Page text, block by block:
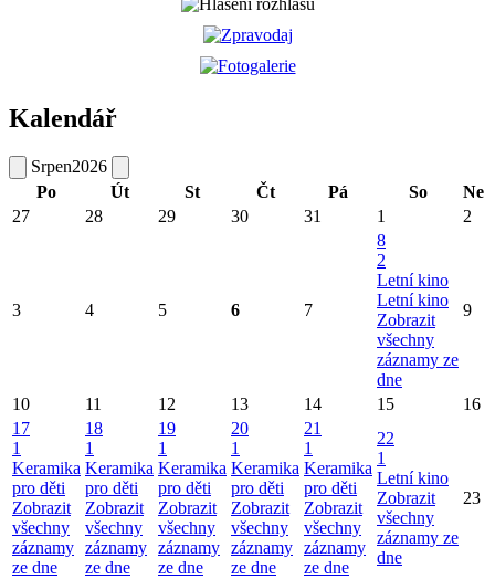
Kalendář
Srpen2026
Po
Út St Čt Pá So
Ne
27
28 29 30 31 1 2
3 4 5 6 7
8
2
Letní kino
Letní kino
Zobrazit
všechny
záznamy ze
dne
9
10 11 12 13 14 15
16
17
1
Keramika
pro děti
Zobrazit
všechny
záznamy
ze dne
18
1
Keramika
pro děti
Zobrazit
všechny
záznamy
ze dne
19
1
Keramika
pro děti
Zobrazit
všechny
záznamy
ze dne
20
1
Keramika
pro děti
Zobrazit
všechny
záznamy
ze dne
21
1
Keramika
pro děti
Zobrazit
všechny
záznamy
ze dne
22
1
Letní kino
Zobrazit
všechny
záznamy ze
dne
23